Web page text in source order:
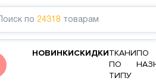
Поиск по 24318 товарам
НОВИНКИСКИДКИТКАНИ
ПО
ТИПУ
ПО